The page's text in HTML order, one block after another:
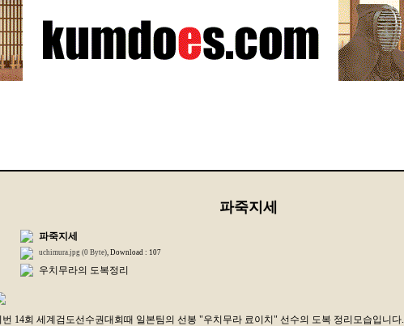
파죽지세
파죽지세
uchimura.jpg (0 Byte) , Download : 107
우치무라의 도복정리
번 14회 세계검도선수권대회때 일본팀의 선봉 "우치무라 료이치" 선수의 도복 정리모습입니다.